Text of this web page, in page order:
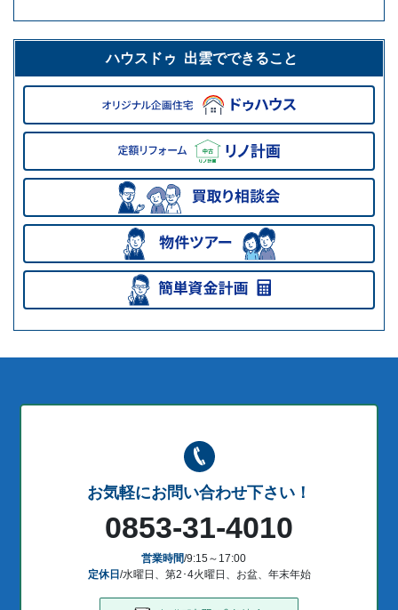
ハウスドゥ 出雲でできること
お気軽にお問い合わせ下さい！
0853-31-4010
営業時間/9:15～17:00
定休日 /水曜日、第2･4火曜日、お盆、年末年始